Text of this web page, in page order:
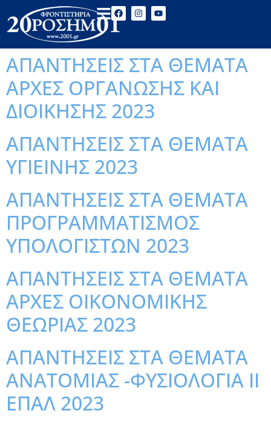
ΑΠΑΝΤΗΣΕΙΣ ΣΤΑ ΘΕΜΑΤΑ
ΑΡΧΕΣ ΟΡΓΑΝΩΣΗΣ ΚΑΙ
ΔΙΟΙΚΗΣΗΣ 2023
ΑΠΑΝΤΗΣΕΙΣ ΣΤΑ ΘΕΜΑΤΑ
ΥΓΙΕΙΝΗΣ 2023
ΑΠΑΝΤΗΣΕΙΣ ΣΤΑ ΘΕΜΑΤΑ
ΠΡΟΓΡΑΜΜΑΤΙΣΜΟΣ
ΥΠΟΛΟΓΙΣΤΩΝ 2023
ΑΠΑΝΤΗΣΕΙΣ ΣΤΑ ΘΕΜΑΤΑ
ΑΡΧΕΣ ΟΙΚΟΝΟΜΙΚΗΣ
ΘΕΩΡΙΑΣ 2023
ΑΠΑΝΤΗΣΕΙΣ ΣΤΑ ΘΕΜΑΤΑ
ΑΝΑΤΟΜΙΑΣ -ΦΥΣΙΟΛΟΓΙΑ ΙΙ
ΕΠΑΛ 2023